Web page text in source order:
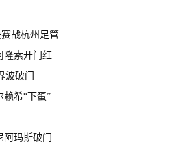
战杭州足管
隆索开门红
破门
赖希“下蛋”
玛斯破门